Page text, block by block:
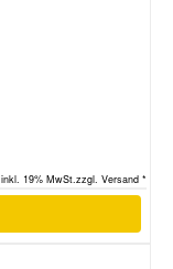
inkl. 19% MwSt.zzgl. Versand *